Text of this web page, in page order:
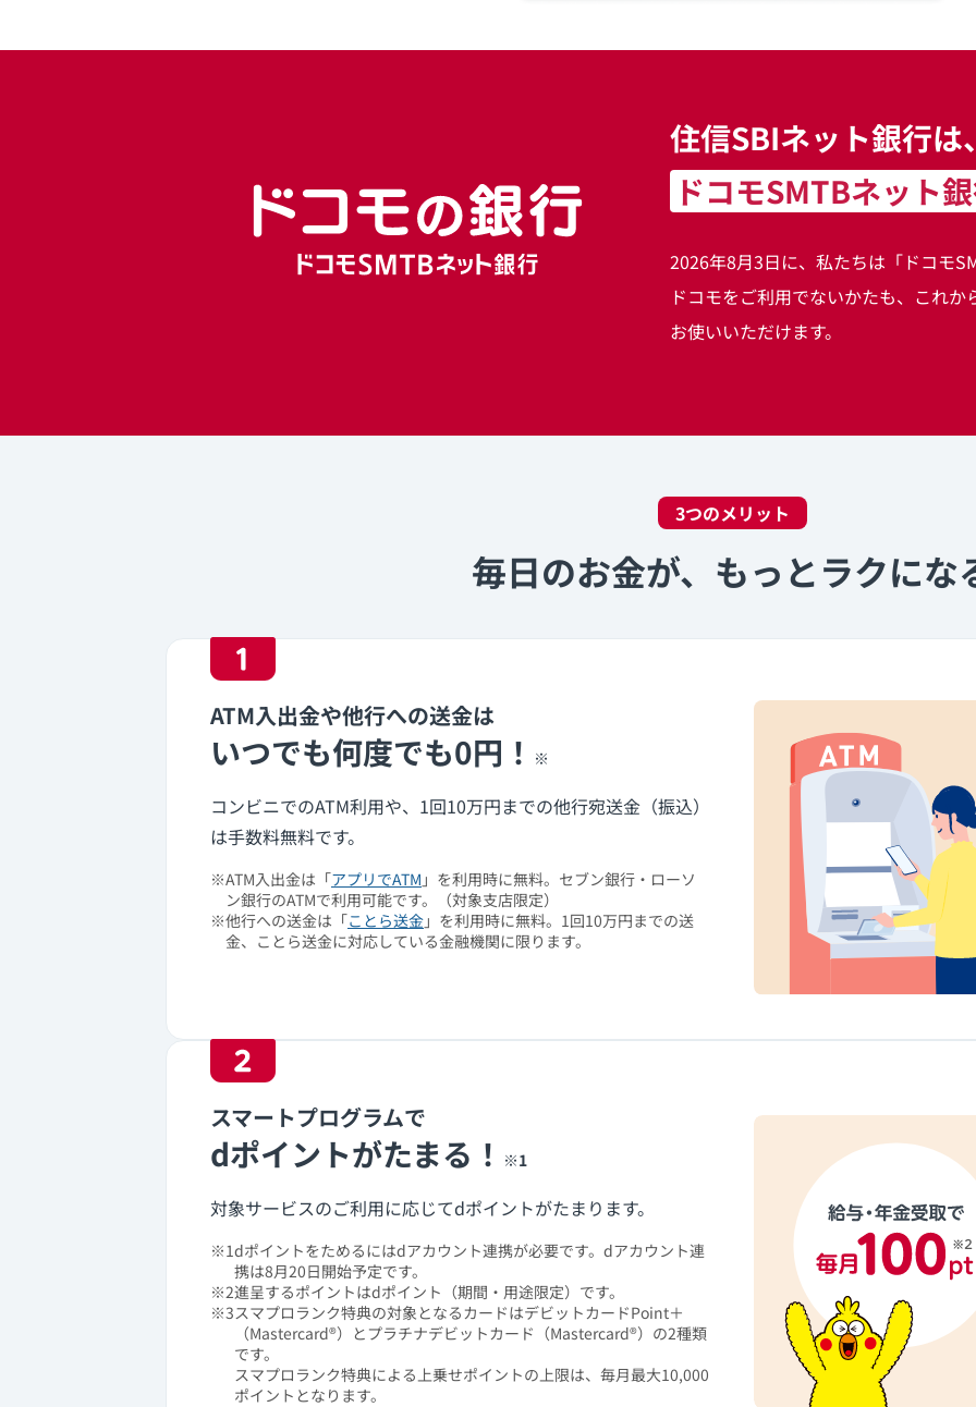
ドコモの銀行 ドコモSMTBネット銀行
住信SBIネット銀行は
ドコモSMTBネット
2026年8月3日に、私たちは「ドコモ
ドコモをご利用でないかたも、これ
お使いいただけます。
3つのメリット
毎日のお金が、もっとラクにな
ATM入出金や他行への送金は
いつでも何度でも0円！ ※
コンビニでのATM利用や、1回10万円までの他行宛送金（振込）
は手数料無料です。
※ATM入出金は「アプリでATM 」を利用時に無料。セブン銀行・ローソ
ン銀行のATMで利用可能です。（対象支店限定）
※他行への送金は「ことら送金」を利用時に無料。1回10万円までの送
金、ことら送金に対応している金融機関に限ります。
2
スマートプログラムで
dポイントがたまる！ ※1
対象サービスのご利用に応じてdポイントがたまります。
※1dポイントをためるにはdアカウント連携が必要です。dアカウント連
携は8月20日開始予定です。
※2進呈するポイントはdポイント（期間・用途限定）です。
※3スマプロランク特典の対象となるカードはデビットカードPoint＋
（Mastercard®）とプラチナデビットカード（Mastercard®）の2種類
です。
スマプロランク特典による上乗せポイントの上限は、毎月最大10,000
ポイントとなります。